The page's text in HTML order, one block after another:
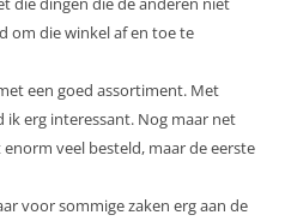
om die winkel af en toe te
een goed assortiment. Met
ik erg interessant. Nog maar net
veel besteld, maar de eerste
voor sommige zaken erg aan de